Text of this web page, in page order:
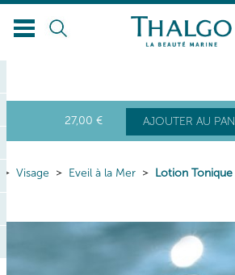
27,00 € AJOUTER AU
Visage Eveil à la Mer Lotion